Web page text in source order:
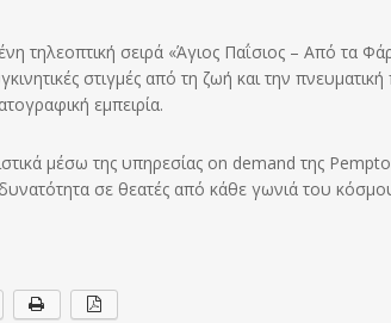
τηλεοπτική σειρά «Άγιος Παΐσιος – Από τα
στιγμές από τη ζωή και την
εμπειρία.
μέσω της υπηρεσίας on demand της
σε θεατές από κάθε γωνιά του